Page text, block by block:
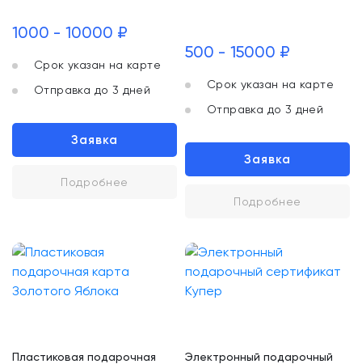
1000 - 10000 ₽
Срок указан на карте
Отправка до 3 дней
Заявка
Подробнее
500 - 15000 ₽
Срок указан на карте
Отправка до 3 дней
Заявка
Подробнее
Пластиковая подарочная
Электронный подарочный